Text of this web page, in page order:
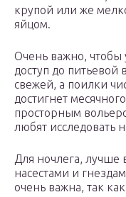
крупой или же
яйцом.
Очень важно,
доступ до питьевой
свежей, а поилки
достигнет
просторным
любят исследовать
Для ночлега, лучше
насестами и
очень важна, так